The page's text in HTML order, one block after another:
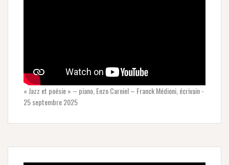
« Jazz et poésie » – piano, Enzo Carniel – Franck Médioni, écrivain -
25 septembre 2025